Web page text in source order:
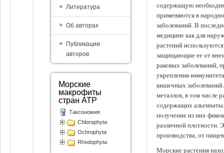
содержащую
применяются в
заболеваний. В
медицине как для
растений
защищающие ее от
раковых заболеваний,
укрепления
кишечных
металлов, в том числе
содержащих
получение из них
различной плотности.
производства, от
Морские растения
Литература
Об авторах
Публикации
авторов
Морские
макрофиты
стран АТР
Таксономия
Chlorophyta
Ochrophyta
Rhodophyta